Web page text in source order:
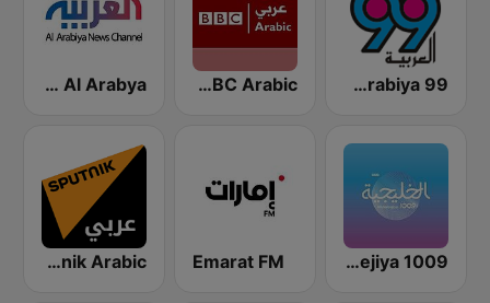
Al Arabiya 99 BBC Arabic (إذاعة بي بي سي العربية) Al Arabya (العربية FM)
Al Khaleejiya 1009 (الخليجية) Emarat FM Sputnik Arabic (عربي)